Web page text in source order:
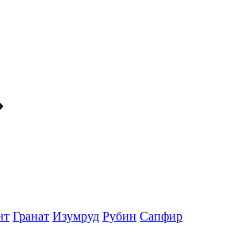
Гранат Изумруд Рубин Сапфир